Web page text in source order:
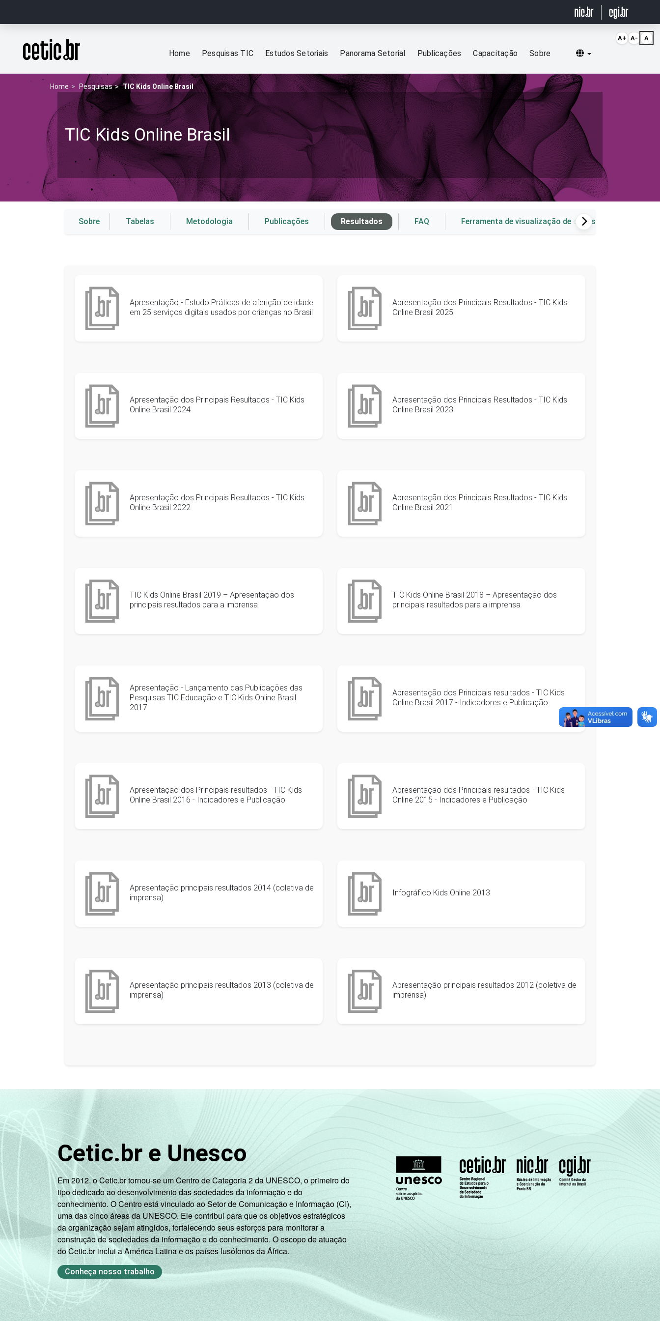
Página inicial
Home Pesquisas TIC Estudos Setoriais Panorama Setorial Publicações Capacitação Sobre Selecionar idioma
Home Pesquisas TIC Kids Online Brasil
TIC Kids Online Brasil
Sobre Tabelas Metodologia Publicações Resultados FAQ Ferramenta de visualização de dados
Apresentação - Estudo Práticas de aferição de idade
em 25 serviços digitais usados por crianças no Brasil
Apresentação dos Principais Resultados - TIC Kids
Online Brasil 2025
Apresentação dos Principais Resultados - TIC Kids
Online Brasil 2024
Apresentação dos Principais Resultados - TIC Kids
Online Brasil 2023
Apresentação dos Principais Resultados - TIC Kids
Online Brasil 2022
Apresentação dos Principais Resultados - TIC Kids
Online Brasil 2021
TIC Kids Online Brasil 2019 – Apresentação dos
principais resultados para a imprensa
TIC Kids Online Brasil 2018 – Apresentação dos
principais resultados para a imprensa
Apresentação - Lançamento das Publicações das
Pesquisas TIC Educação e TIC Kids Online Brasil
2017
Apresentação dos Principais resultados - TIC Kids
Online Brasil 2017 - Indicadores e Publicação
Apresentação dos Principais resultados - TIC Kids
Online Brasil 2016 - Indicadores e Publicação
Apresentação dos Principais resultados - TIC Kids
Online 2015 - Indicadores e Publicação
Apresentação principais resultados 2014 (coletiva de
imprensa)
Infográfico Kids Online 2013
Apresentação principais resultados 2013 (coletiva de
imprensa)
Apresentação principais resultados 2012 (coletiva de
imprensa)
Cetic.br e Unesco
Em 2012, o Cetic.br tornou-se um Centro de Categoria 2 da UNESCO, o primeiro do
tipo dedicado ao desenvolvimento das sociedades da informação e do
conhecimento. O Centro está vinculado ao Setor de Comunicação e Informação (CI),
uma das cinco áreas da UNESCO. Ele contribui para que os objetivos estratégicos
da organização sejam atingidos, fortalecendo seus esforços para monitorar a
construção de sociedades da informação e do conhecimento. O escopo de atuação
do Cetic.br inclui a América Latina e os países lusófonos da África.
Conheça nosso trabalho
A+ A- A